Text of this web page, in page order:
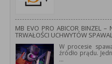
MB EVO PRO ABICOR BINZEL –
TRWAŁOŚCI UCHWYTÓW
W procesie
źródło prądu.
...